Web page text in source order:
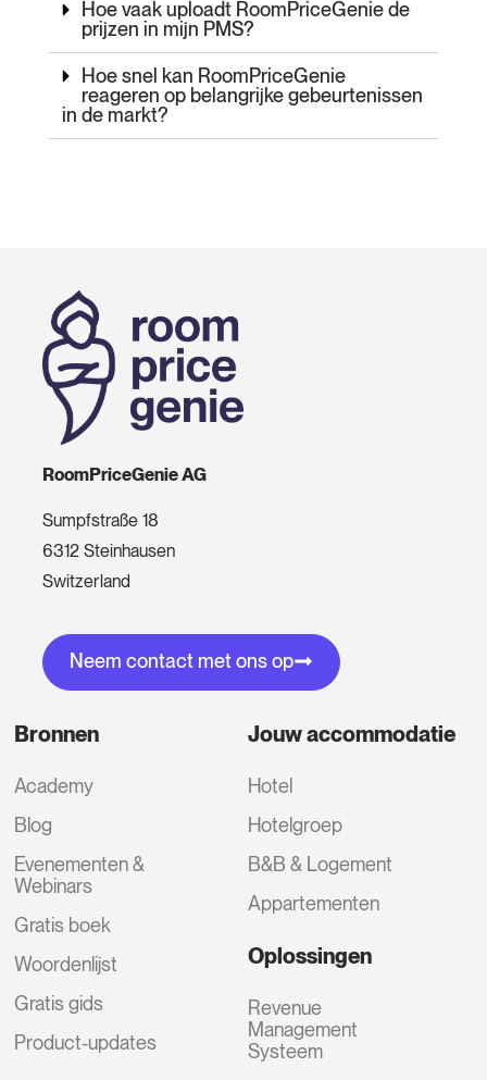
Hoe vaak uploadt RoomPriceGenie de
prijzen in mijn PMS?
Hoe snel kan RoomPriceGenie
reageren op belangrijke gebeurtenissen
in de markt?
RoomPriceGenie AG
Sumpfstraße 18
6312 Steinhausen
Switzerland
Neem contact met ons op
Bronnen
Academy
Blog
Evenementen &
Webinars
Gratis boek
Woordenlijst
Gratis gids
Product-updates
Jouw accommodatie
Hotel
Hotelgroep
B&B & Logement
Appartementen
Oplossingen
Revenue
Management
Systeem